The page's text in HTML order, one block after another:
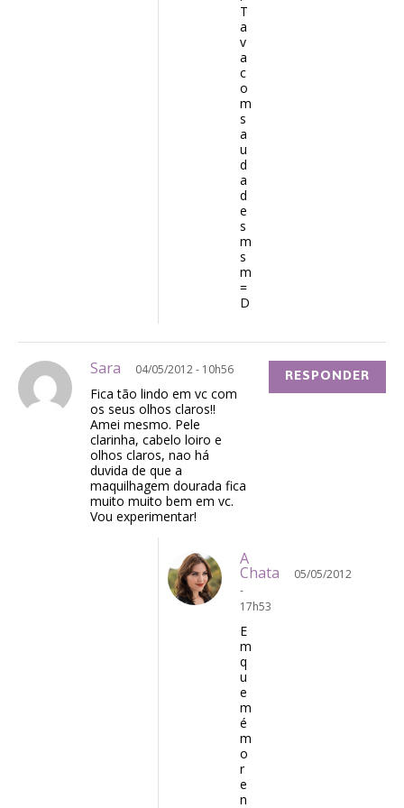
T
a
v
a
c
o
m
s
a
u
d
a
d
e
s
m
s
m
=
D
Sara 04/05/2012 - 10h56
Fica tão lindo em vc com
os seus olhos claros!!
Amei mesmo. Pele
clarinha, cabelo loiro e
olhos claros, nao há
duvida de que a
maquilhagem dourada fica
muito muito bem em vc.
Vou experimentar!
RESPONDER
A
Chata
05/05/2012
-
17h53
E
m
q
u
e
m
é
m
o
r
e
n